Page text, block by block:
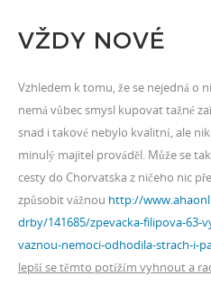
VŽDY NOVÉ
Vzhledem k tomu, že se nejedná o
nemá vůbec smysl kupovat tažné
snad i takové nebylo kvalitní, ale
minulý majitel prováděl. Může se
cesty do Chorvatska z ničeho nic
způsobit vážnou http://
drby/141685/zpevacka-filipova-63-
vaznou-nemoci-odhodila-strach-i-
lepší se těmto potížím vyhnout a